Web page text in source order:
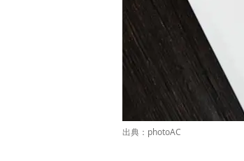
出典： photoAC